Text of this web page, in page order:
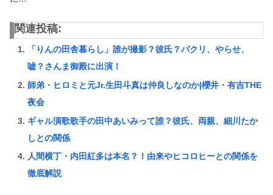
関連投稿:
「りんの田舎暮らし」誰が撮影？彼氏？パクリ、やらせ、
嘘？さんま御殿に出演！
師弟・ヒロミと元Jr.生田斗真は仲良しなのか|櫻井・有吉THE
夜会
ギャル演歌歌手の田中あいみって誰？彼氏、両親、細川たか
しとの関係
人間横丁・内田紅多は本名？！由来やヒコロヒーとの関係を
徹底解説